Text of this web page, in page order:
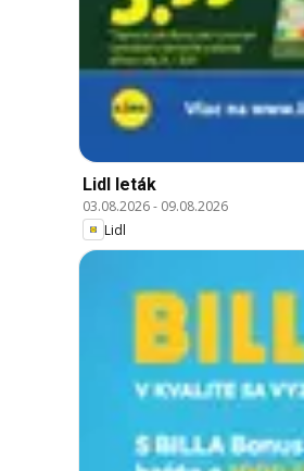
Lidl leták
03.08.2026- 09.08.2026
Lidl